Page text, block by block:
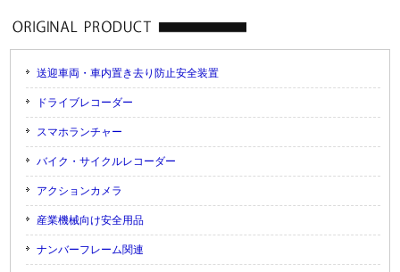
送迎車両・車内置き去り防止安全装置
ドライブレコーダー
スマホランチャー
バイク・サイクルレコーダー
アクションカメラ
産業機械向け安全用品
ナンバーフレーム関連